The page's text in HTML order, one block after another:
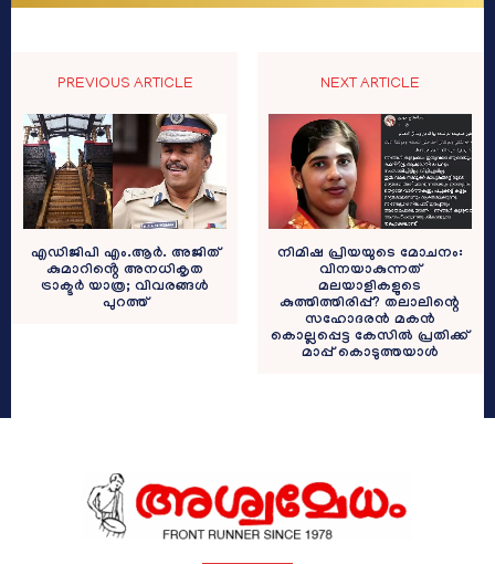
PREVIOUS ARTICLE
എഡിജിപി എം.ആർ. അജിത്
കുമാറിൻ്റെ അനധികൃത
ട്രാക്ടർ യാത്ര; വിവരങ്ങൾ
പുറത്ത്
NEXT ARTICLE
നിമിഷ പ്രിയയുടെ മോചനം:
വിനയാകുന്നത്
മലയാളികളുടെ
കുത്തിത്തിരിപ്പ്? തലാലിന്റെ
സഹോദരന്‍ മകന്‍
കൊല്ലപ്പെട്ട കേസില്‍ പ്രതിക്ക്
മാപ്പ് കൊടുത്തയാള്‍